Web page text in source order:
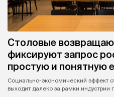
Столовые
фиксируют запрос
простую и понятную
Социально-экономический эффект
выходит далеко за рамки индустрии